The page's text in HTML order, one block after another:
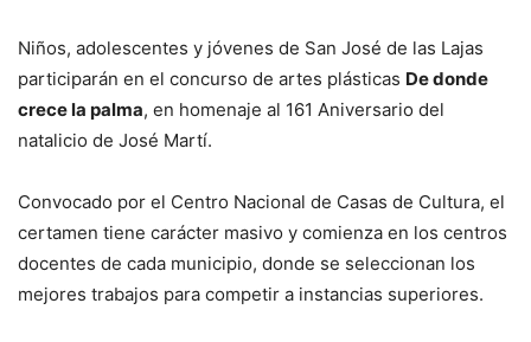
Niños, adolescentes y jóvenes de San José de las Lajas
participarán en el concurso de artes plásticas De donde
crece la palma, en homenaje al 161 Aniversario del
natalicio de José Martí.
Convocado por el Centro Nacional de Casas de Cultura, el
certamen tiene carácter masivo y comienza en los centros
docentes de cada municipio, donde se seleccionan los
mejores trabajos para competir a instancias superiores.